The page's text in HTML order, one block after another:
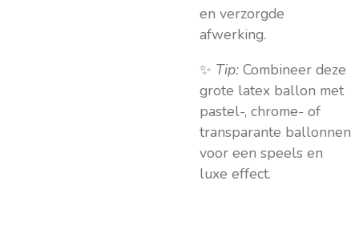
en verzorgde
afwerking.
✨ Tip: Combineer deze
grote latex ballon met
pastel-, chrome- of
transparante ballonnen
voor een speels en
luxe effect.